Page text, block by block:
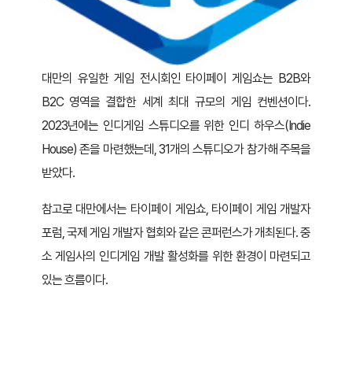
대만의 유일한 게임 전시회인 타이페이 게임쇼는 B2B와
B2C 영역을 결합한 세계 최대 규모의 게임 컨벤션이다.
2023년에는 인디게임 스튜디오를 위한 인디 하우스(Indie
House) 존을 마련했는데, 31개의 스튜디오가 참가해 주목을
받았다.
참고로 대만에서는 타이페이 게임쇼, 타이페이 게임 개발자
포럼, 국제 게임 개발자 협회와 같은 콘퍼런스가 개최된다. 중
소 게임사의 인디게임 개발 활성화를 위한 환경이 마련되고
있는 흐름이다.